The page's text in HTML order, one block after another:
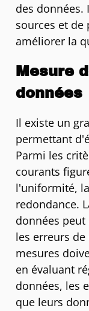
des
sources et de
améliorer la
Mesure
données
Il existe un
permettant
Parmi les
courants
l'uniformité,
redondance.
données
les erreurs
mesures
en évaluant
données, les
que leurs